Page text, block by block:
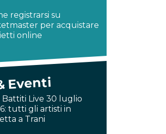
registrarsi su
per acquistare
online
Eventi
Battiti Live 30 luglio
tutti gli artisti in
a Trani